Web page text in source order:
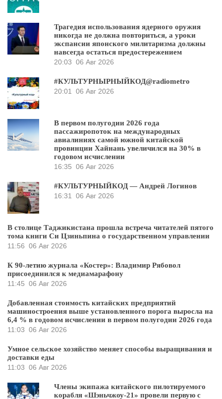
Трагедия использования ядерного оружия
никогда не должна повториться, а уроки
экспансии японского милитаризма должны
навсегда остаться предостережением
20:03 06 Авг 2026
#КУЛЬТУРНЫРНЫЙКОД@radiometro
20:01
06 Авг 2026
В первом полугодии 2026 года
пассажиропоток на международных
авиалиниях самой южной китайской
провинции Хайнань увеличился на 30% в
годовом исчислении
16:35 06 Авг 2026
#КУЛЬТУРНЫЙКОД — Андрей Логинов
16:31
06 Авг 2026
В столице Таджикистана прошла встреча читателей пятого
тома книги Си Цзиньпина о государственном управлении
11:56 06 Авг 2026
К 90-летию журнала «Костер»: Владимир Рябовол
присоединился к медиамарафону
11:45 06 Авг 2026
Добавленная стоимость китайских предприятий
машиностроения выше установленного порога выросла на
6,4 % в годовом исчислении в первом полугодии 2026 года
11:03 06 Авг 2026
Умное сельское хозяйство меняет способы выращивания и
доставки еды
11:03 06 Авг 2026
Члены экипажа китайского пилотируемого
корабля «Шэньчжоу-21» провели первую с